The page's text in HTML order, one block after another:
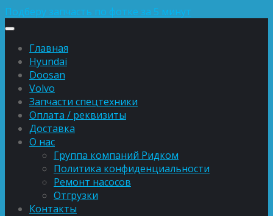
Подберу запчасть по фотке за 5 минут
Главная
Hyundai
Doosan
Volvo
Запчасти спецтехники
Оплата / реквизиты
Доставка
О нас
Группа компаний Ридком
Политика конфиденциальности
Ремонт насосов
Отгрузки
Контакты